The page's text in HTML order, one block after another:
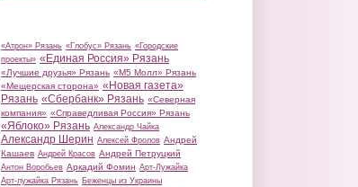
«Атрон» Рязань «Глобус» Рязань «Городские
проекты» «Единая Россия» Рязань
«Лучшие друзья» Рязань «М5 Молл» Рязань
«Мещерская сторона» «Новая газета»
Рязань «Сбербанк» Рязань «Северная
компания» «Справедливая Россия» Рязань
«Яблоко» Рязань Александр Чайка
Александр Шерин Алексей Фролов Андрей
Кашаев Андрей Красов Андрей Петруцкий
Антон Воробьев Аркадий Фомин Арт-Лужайка
Арт-лужайка Рязань Беженцы из Украины